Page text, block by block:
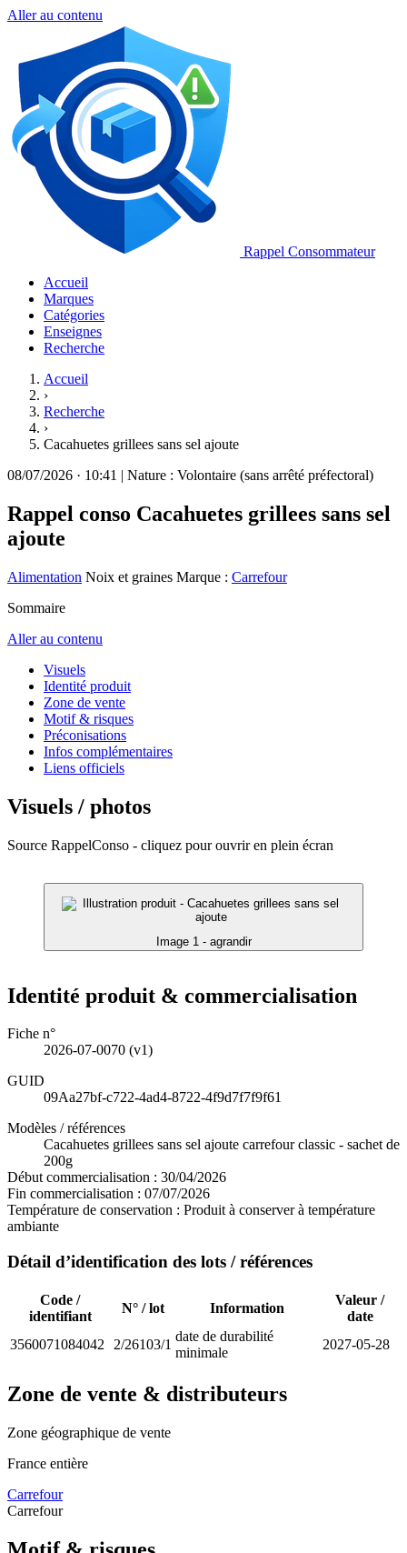
Aller au contenu
Rappel Consommateur
Accueil
Marques
Catégories
Enseignes
Recherche
Accueil
›
Recherche
›
Cacahuetes grillees sans sel ajoute
08/07/2026 · 10:41 | Nature : Volontaire (sans arrêté préfectoral)
Rappel conso Cacahuetes grillees sans sel
ajoute
Alimentation Noix et graines Marque : Carrefour
Sommaire
Aller au contenu
Visuels
Identité produit
Zone de vente
Motif & risques
Préconisations
Infos complémentaires
Liens officiels
Visuels / photos
Source RappelConso - cliquez pour ouvrir en plein écran
Image 1 - agrandir
Identité produit & commercialisation
Fiche n°
2026-07-0070 (v1)
GUID
09Aa27bf-c722-4ad4-8722-4f9d7f7f9f61
Modèles / références
Cacahuetes grillees sans sel ajoute carrefour classic - sachet de
200g
Début commercialisation : 30/04/2026
Fin commercialisation : 07/07/2026
Température de conservation : Produit à conserver à température
ambiante
Détail d’identification des lots / références
Code /
identifiant
N° / lot Information
Valeur /
date
3560071084042
2/26103/1
date de durabilité
minimale
2027-05-28
Zone de vente & distributeurs
Zone géographique de vente
France entière
Carrefour
Carrefour